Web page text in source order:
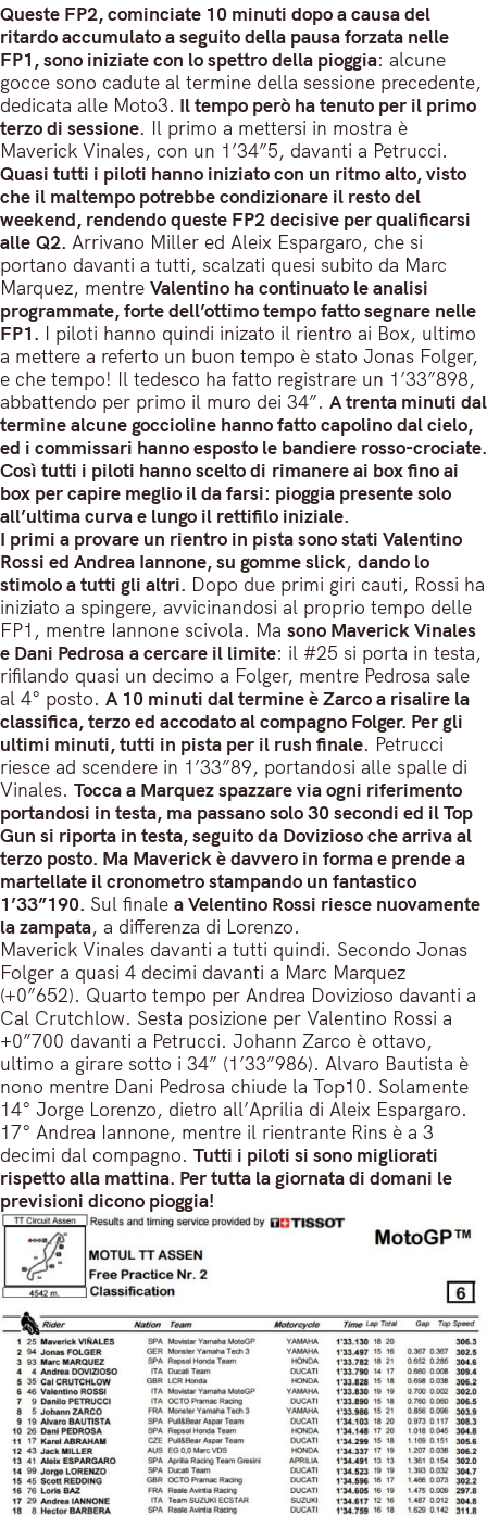
Queste FP2, cominciate 10 minuti dopo a causa del
ritardo accumulato a seguito della pausa forzata nelle
FP1, sono iniziate con lo spettro della pioggia: alcune
gocce sono cadute al termine della sessione precedente,
dedicata alle Moto3. Il tempo però ha tenuto per il primo
terzo di sessione. Il primo a mettersi in mostra è
Maverick Vinales, con un 1’34”5, davanti a Petrucci.
Quasi tutti i piloti hanno iniziato con un ritmo alto, visto
che il maltempo potrebbe condizionare il resto del
weekend, rendendo queste FP2 decisive per qualificarsi
alle Q2. Arrivano Miller ed Aleix Espargaro, che si
portano davanti a tutti, scalzati quesi subito da Marc
Marquez, mentre Valentino ha continuato le analisi
programmate, forte dell’ottimo tempo fatto segnare nelle
FP1. I piloti hanno quindi inizato il rientro ai Box, ultimo
a mettere a referto un buon tempo è stato Jonas Folger,
e che tempo! Il tedesco ha fatto registrare un 1’33”898,
abbattendo per primo il muro dei 34”. A trenta minuti dal
termine alcune goccioline hanno fatto capolino dal cielo,
ed i commissari hanno esposto le bandiere rosso-crociate.
Così tutti i piloti hanno scelto di rimanere ai box fino ai
box per capire meglio il da farsi: pioggia presente solo
all’ultima curva e lungo il rettifilo iniziale.
I primi a provare un rientro in pista sono stati Valentino
Rossi ed Andrea Iannone, su gomme slick, dando lo
stimolo a tutti gli altri. Dopo due primi giri cauti, Rossi ha
iniziato a spingere, avvicinandosi al proprio tempo delle
FP1, mentre Iannone scivola. Ma sono Maverick Vinales
e Dani Pedrosa a cercare il limite: il #25 si porta in testa,
rifilando quasi un decimo a Folger, mentre Pedrosa sale
al 4° posto. A 10 minuti dal termine è Zarco a risalire la
classifica, terzo ed accodato al compagno Folger. Per gli
ultimi minuti, tutti in pista per il rush finale. Petrucci
riesce ad scendere in 1’33”89, portandosi alle spalle di
Vinales. Tocca a Marquez spazzare via ogni riferimento
portandosi in testa, ma passano solo 30 secondi ed il Top
Gun si riporta in testa, seguito da Dovizioso che arriva al
terzo posto. Ma Maverick è davvero in forma e prende a
martellate il cronometro stampando un fantastico
1’33”190. Sul finale a Velentino Rossi riesce nuovamente
la zampata, a differenza di Lorenzo.
Maverick Vinales davanti a tutti quindi. Secondo Jonas
Folger a quasi 4 decimi davanti a Marc Marquez
(+0”652). Quarto tempo per Andrea Dovizioso davanti a
Cal Crutchlow. Sesta posizione per Valentino Rossi a
+0”700 davanti a Petrucci. Johann Zarco è ottavo,
ultimo a girare sotto i 34” (1’33”986). Alvaro Bautista è
nono mentre Dani Pedrosa chiude la Top10. Solamente
14° Jorge Lorenzo, dietro all’Aprilia di Aleix Espargaro.
17° Andrea Iannone, mentre il rientrante Rins è a 3
decimi dal compagno. Tutti i piloti si sono migliorati
rispetto alla mattina. Per tutta la giornata di domani le
previsioni dicono pioggia!